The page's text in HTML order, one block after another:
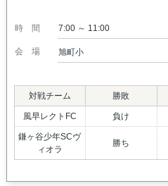
時間 7:00 ～ 11:00
会場 旭町小
対戦チーム 勝敗
風早レクトFC 負け
鎌ヶ谷少年SCヴ
ィオラ
勝ち